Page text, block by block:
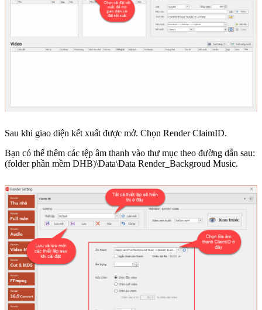
Sau khi giao diện kết xuất được mở. Chọn Render ClaimID.
Bạn có thể thêm các tệp âm thanh vào thư mục theo đường dẫn sau:
(folder phần mềm DHB)\Data\Data Render_Backgroud Music.